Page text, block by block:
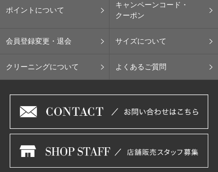
ポイントについて
キャンペーンコード・
クーポン
会員登録変更・退会 サイズについて
クリーニングについて よくあるご質問